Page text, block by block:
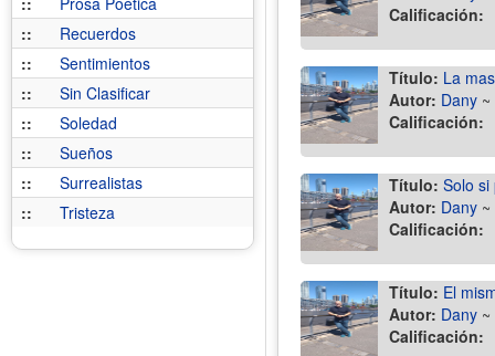
::
Recuerdos
::
Sentimientos
::
Sin Clasificar
::
Soledad
::
Sueños
::
Surrealistas
::
Tristeza
Calificación:
Título: La
Autor: Dany ~
Calificación:
Título: Solo si
Autor: Dany ~
Calificación:
Título: El
Autor: Dany ~
Calificación: